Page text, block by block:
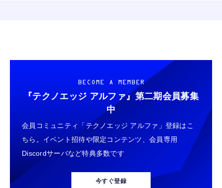
BECOME A MEMBER
『テクノエッジ アルファ』 第二期会員募集
中
会員コミュニティ「テクノエッジ アルファ」登録はこ
ちら。イベント招待や限定コンテンツ、会員専用
Discordサーバなど特典多数です
今すぐ登録